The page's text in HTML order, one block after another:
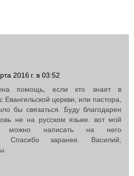
2016 г. в 03:52
помощь, если кто знает в
Евангельской церкви, или пастора,
бы связаться. Буду благодарен
не на русском языке. вот мой
можно написать на него
Спасибо заранее. Василий,